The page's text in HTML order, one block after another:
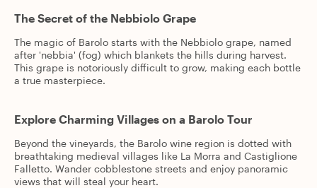
The Secret of the Nebbiolo Grape
The magic of Barolo starts with the Nebbiolo grape, named
after 'nebbia' (fog) which blankets the hills during harvest.
This grape is notoriously difficult to grow, making each bottle
a true masterpiece.
Explore Charming Villages on a Barolo Tour
Beyond the vineyards, the Barolo wine region is dotted with
breathtaking medieval villages like La Morra and Castiglione
Falletto. Wander cobblestone streets and enjoy panoramic
views that will steal your heart.